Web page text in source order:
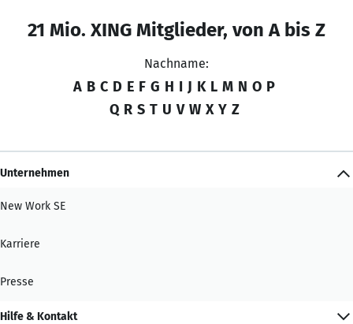
21 Mio. XING Mitglieder, von A bis Z
Nachname:
A B C D E F G H I J K L M N O P
Q R S T U V W X Y Z
Unternehmen
New Work SE
Karriere
Presse
Hilfe & Kontakt